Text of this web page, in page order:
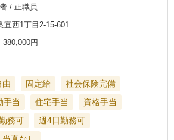
/ 正職員
宜西1丁目2-15-601
380,000円
由 固定給
社会保険完備
手当 住宅手当
資格手当
務可
週4日勤務可